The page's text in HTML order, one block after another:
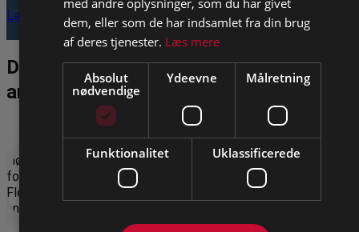
Læs mere
Det siger virksomhederne om socialt
ansvar
dem, eller som de har indsamlet fra din brug
af deres tjenester. Læs mere
Absolut
nødvendige
Ydeevne Målretning
Funktionalitet Uklassificerede